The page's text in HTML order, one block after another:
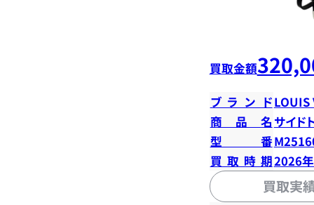
買取金額
ブランドLOUIS
商品名 サイド
型番
買取時期2026
買取実